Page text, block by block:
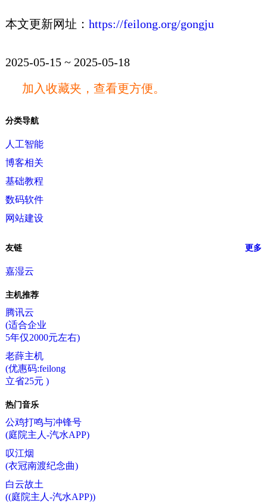
本文更新网址： https://feilong.org/gongju
2025-05-15 ~ 2025-05-18
加入收藏夹，查看更方便。
分类导航
人工智能
博客相关
基础教程
数码软件
网站建设
友链 更多
嘉湿云
主机推荐
腾讯云
(适合企业
5年仅2000元左右)
老薛主机
(优惠码:feilong
立省25元 )
热门音乐
公鸡打鸣与冲锋号
(庭院主人-汽水APP)
叹江烟
(衣冠南渡纪念曲)
白云故土
((庭院主人-汽水APP))